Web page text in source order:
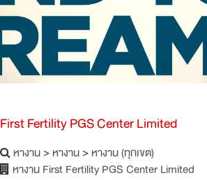
First Fertility PGS Center Limited
หางาน>หางาน>หางาน (ทุกเขต)
หางาน First Fertility PGS Center Limited